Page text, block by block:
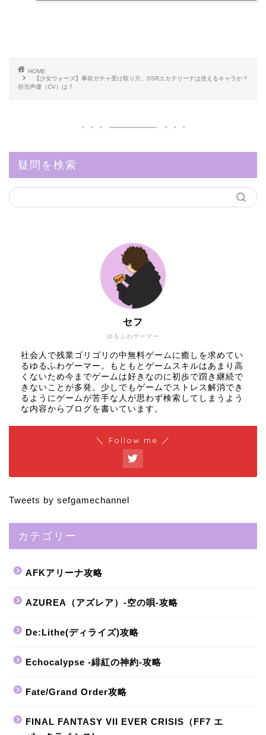
HOME
【少女ウォーズ】事前ガチャ受け取り方、SSRエカテリーナは使えるキャラか？
担当声優（CV）は？
疑問を検索
ゆるふわゲーマー
セフ
社会人で残業ゴリゴリの中無料ゲームに癒しを求めてい
るゆるふわゲーマー。もともとゲームスキルはあまり高
くないため今までゲームは好きなのに初歩で躓き継続で
きないことが多発。少しでもゲームでストレス解消でき
るようにゲームが苦手な人が思わず検索してしまうよう
な内容からブログを書いています。
＼ Follow me ／
Tweets by sefgamechannel
カテゴリー
AFKアリーナ攻略
AZUREA（アズレア）-空の唄-攻略
De:Lithe(ディライズ)攻略
Echocalypse -緋紅の神約-攻略
Fate/Grand Order攻略
FINAL FANTASY VII EVER CRISIS（FF7 エ